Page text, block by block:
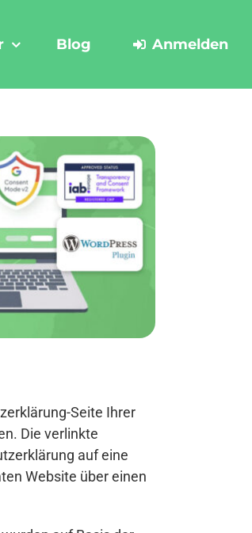
Blog Anmelden
Seite Ihrer
Die verlinkte
auf eine
Website über einen